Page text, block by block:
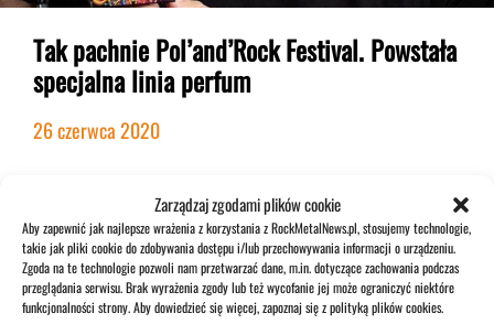
Zarządzaj zgodami plików cookie
Aby zapewnić jak najlepsze wrażenia z korzystania z RockMetalNews.pl, stosujemy technologie,
takie jak pliki cookie do zdobywania dostępu i/lub przechowywania informacji o urządzeniu.
Zgoda na te technologie pozwoli nam przetwarzać dane, m.in. dotyczące zachowania podczas
przeglądania serwisu. Brak wyrażenia zgody lub też wycofanie jej może ograniczyć niektóre
funkcjonalności strony. Aby dowiedzieć się więcej, zapoznaj się z polityką plików cookies.
Tak pachnie Pol’and’Rock Festival. Powstała
specjalna linia perfum
26 czerwca 2020